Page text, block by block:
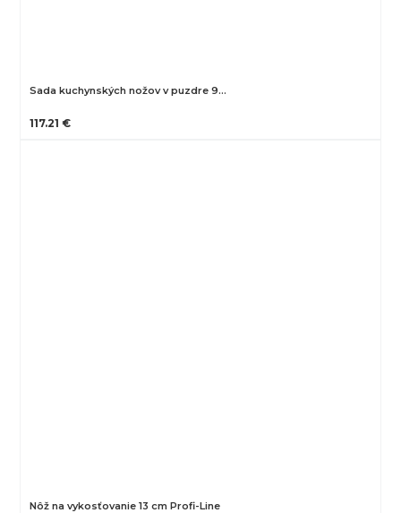
Sada kuchynských nožov v puzdre 9…
117.21 €
Nôž na vykosťovanie 13 cm Profi-Line